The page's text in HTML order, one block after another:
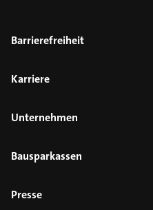
Barrierefreiheit
Karriere
Unternehmen
Bausparkassen
Presse